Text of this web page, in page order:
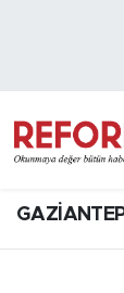
Hava
Süper